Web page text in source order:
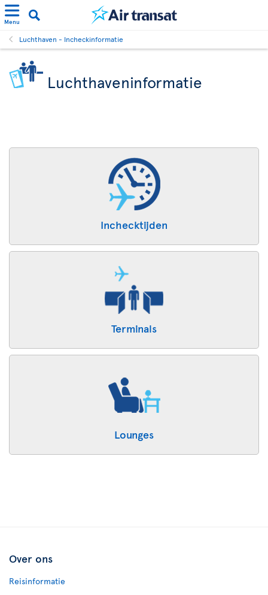
Menu
Luchthaven - Incheckinformatie
Luchthaveninformatie
Inchecktijden
Terminals
Lounges
Over ons
Reisinformatie